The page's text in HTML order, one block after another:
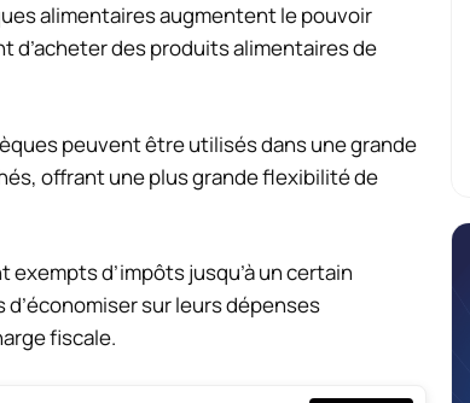
alimentaires augmentent le pouvoir
d’acheter des produits alimentaires de
peuvent être utilisés dans une grande
offrant une plus grande flexibilité de
exempts d’impôts jusqu’à un certain
sur leurs dépenses
fiscale.